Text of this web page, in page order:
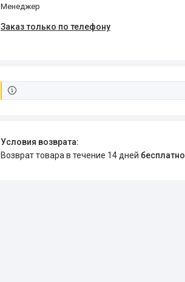
Менеджер
Заказ только по телефону
возврат товара в течение 14 дней бесплатно